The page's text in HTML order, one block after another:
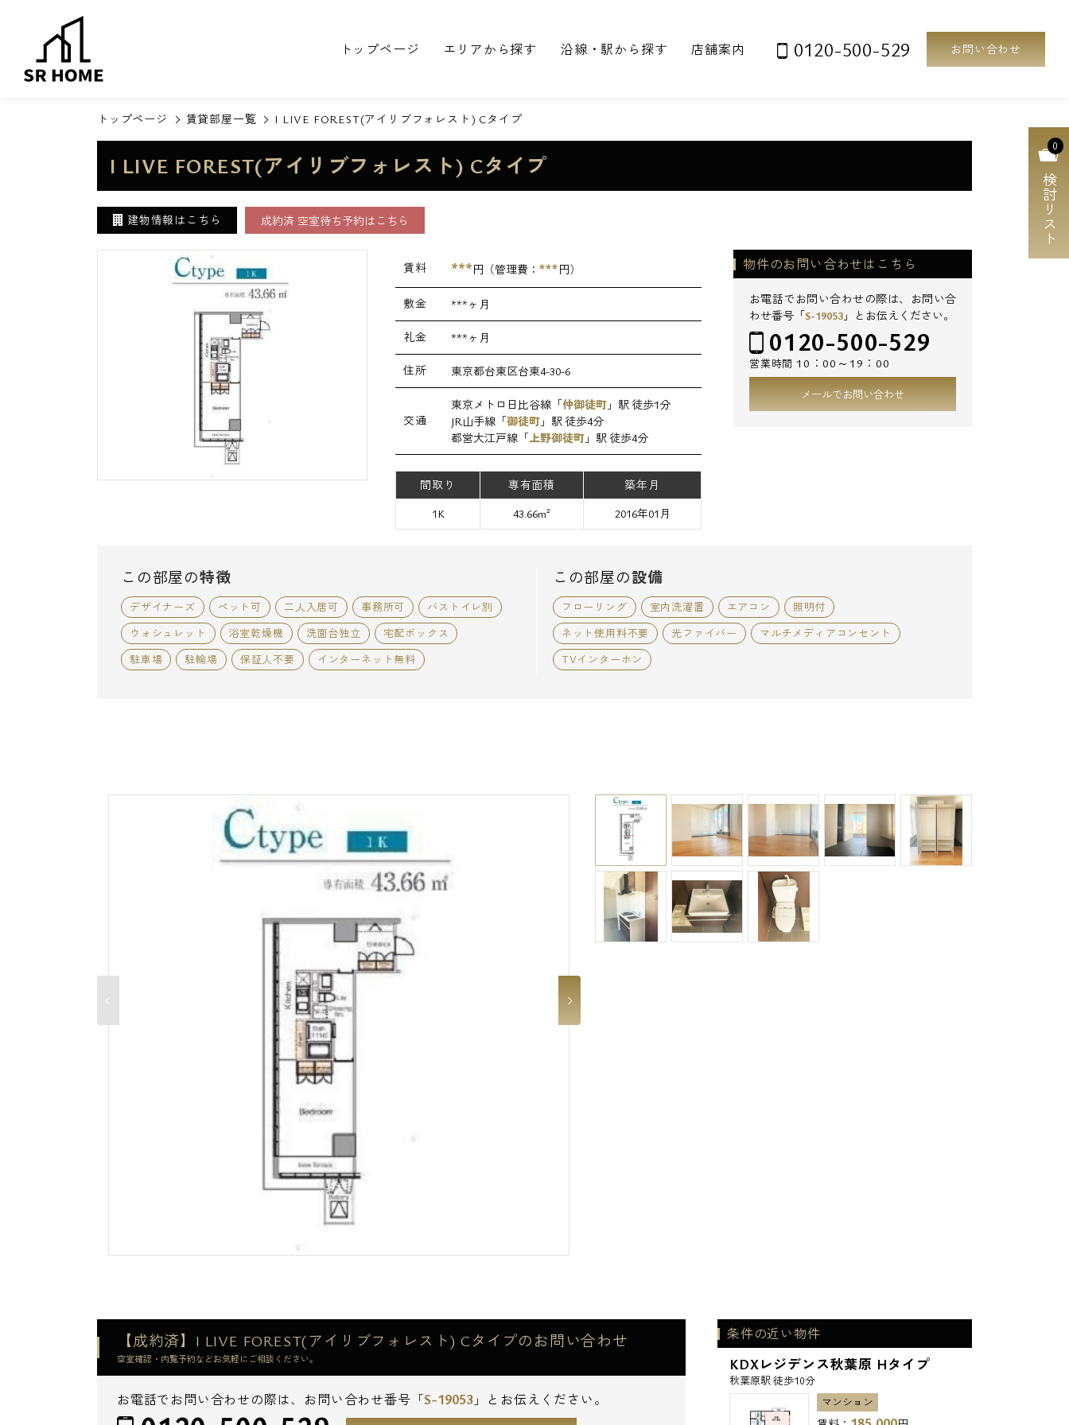
トップページ エリアから探す 沿線・駅から探す 店舗案内 0120-500-529 お問い合わせ
0
検討リスト
トップページ 賃貸部屋一覧 I LIVE FOREST(アイリブフォレスト) Cタイプ
I LIVE FOREST(アイリブフォレスト) Cタイプ
建物情報はこちら 成約済 空室待ち予約はこちら
賃料 ***円（管理費： ***円）
敷金 ***ヶ月
礼金 ***ヶ月
住所 東京都台東区台東4-30-6
交通
東京メトロ日比谷線「仲御徒町 」駅 徒歩1分
JR山手線「御徒町 」駅 徒歩4分
都営大江戸線「上野御徒町 」駅 徒歩4分
間取り 専有面積
築年月
1K
43.66m² 2016年01月
物件のお問い合わせはこちら
お電話でお問い合わせの際は、お問い合
わせ番号「S-19053 」とお伝えください。
0120-500-529
営業時間 10：00～19：00
メールでお問い合わせ
この部屋の特徴
デザイナーズ ペット可 二人入居可 事務所可
バストイレ別
ウォシュレット
浴室乾燥機 洗面台独立
宅配ボックス
駐車場
駐輪場 保証人不要 インターネット無料
この部屋の設備
フローリング 室内洗濯置 エアコン
照明付
ネット使用料不要
光ファイバー
マルチメディアコンセント
TVインターホン
【成約済】I LIVE FOREST(アイリブフォレスト) Cタイプのお問い合わせ
空室確認・内覧予約などお気軽にご相談ください。
お電話でお問い合わせの際は、お問い合わせ番号「S-19053 」とお伝えください。
条件の近い物件
KDXレジデンス秋葉原 Hタイプ
秋葉原駅 徒歩10分
マンション